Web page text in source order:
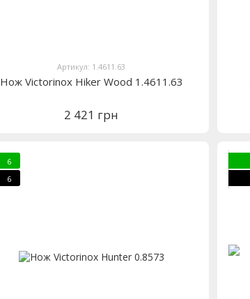
Артикул: 1.4611.63
Нож Victorinox Hiker Wood 1.4611.63
2 421 грн
6
6